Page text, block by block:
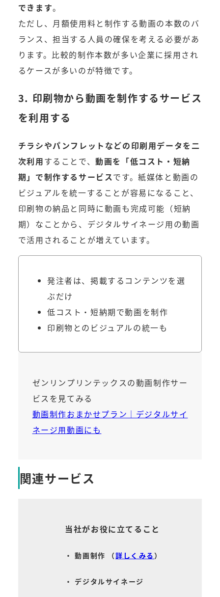
できます。
ただし、月額使用料と制作する動画の本数のバ
ランス、担当する人員の確保を考える必要があ
ります。比較的制作本数が多い企業に採用され
るケースが多いのが特徴です。
3. 印刷物から動画を制作するサービス
を利用する
チラシやパンフレットなどの印刷用データを二
次利用することで、動画を「低コスト・短納
期」で制作するサービスです。紙媒体と動画の
ビジュアルを統一することが容易になること、
印刷物の納品と同時に動画も完成可能（短納
期）なことから、デジタルサイネージ用の動画
で活用されることが増えています。
発注者は、掲載するコンテンツを選
ぶだけ
低コスト・短納期で動画を制作
印刷物とのビジュアルの統一も
ゼンリンプリンテックスの動画制作サー
ビスを見てみる
動画制作おまかせプラン｜デジタルサイ
ネージ用動画にも
関連サービス
当社がお役に立てること
・ 動画制作 （詳しくみる）
・ デジタルサイネージ